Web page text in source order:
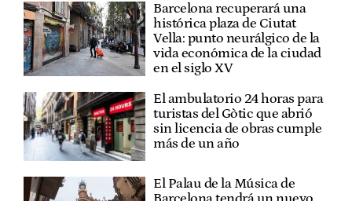
Barcelona recuperará una
histórica plaza de Ciutat
Vella: punto neurálgico de la
vida económica de la ciudad
en el siglo XV
El ambulatorio 24 horas para
turistas del Gòtic que abrió
sin licencia de obras cumple
más de un año
El Palau de la Música de